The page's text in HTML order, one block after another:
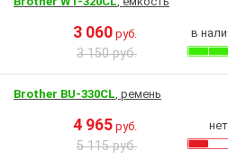
3 060 руб.
3 150 руб.
в
Brother BU-330CL, ремень
4 965 руб.
5 115 руб.
нет